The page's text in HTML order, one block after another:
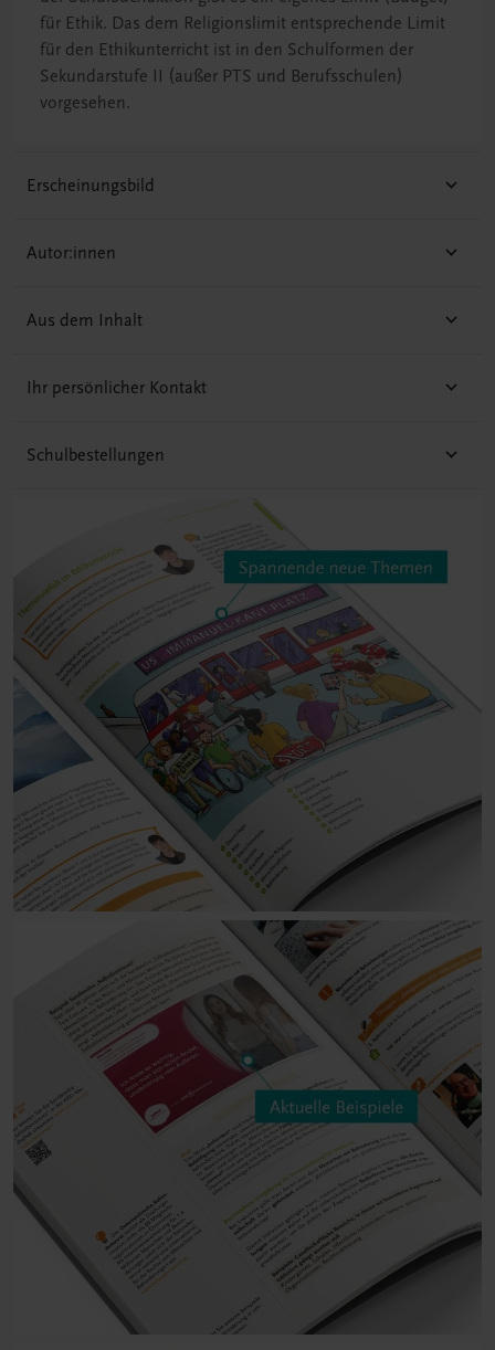
für Ethik. Das dem Religionslimit entsprechende Limit
für den Ethikunterricht ist in den Schulformen der
Sekundarstufe II (außer PTS und Berufsschulen)
vorgesehen.
Erscheinungsbild
Autor:innen
Aus dem Inhalt
Ihr persönlicher Kontakt
Schulbestellungen